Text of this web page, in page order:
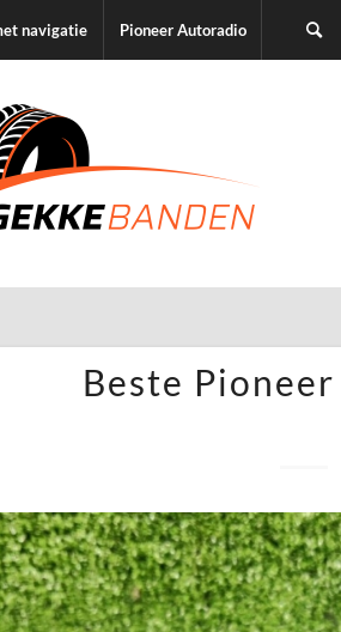
navigatie Pioneer Autoradio
Beste